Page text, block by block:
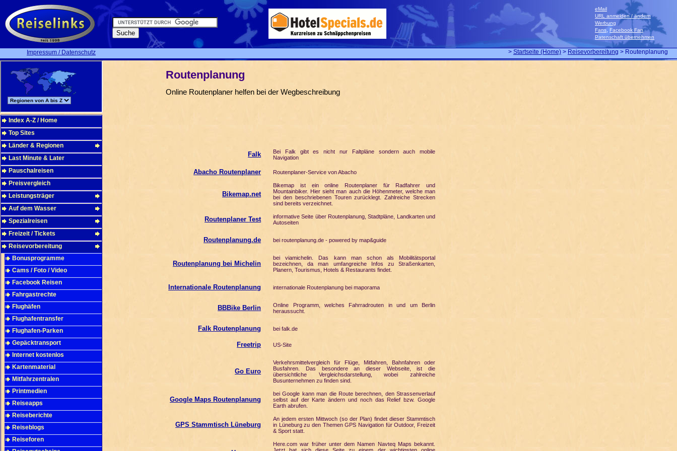
eMail
URL anmelden / ändern
Werbung
Fans, Facebook Fan
Patenschaft übernehmen
Impressum / Datenschutz > Startseite (Home) > Reisevorbereitung > Routenplanung
Index A-Z / Home
Top Sites
Länder & Regionen
Last Minute & Later
Pauschalreisen
Preisvergleich
Leistungsträger
Auf dem Wasser
Spezialreisen
Freizeit / Tickets
Reisevorbereitung
Bonusprogramme
Cams / Foto / Video
Facebook Reisen
Fahrgastrechte
Flughäfen
Flughafentransfer
Flughafen-Parken
Gepäcktransport
Internet kostenlos
Kartenmaterial
Mitfahrzentralen
Printmedien
Reiseapps
Reiseberichte
Reiseblogs
Reiseforen
Routenplanung
Online Routenplaner helfen bei der Wegbeschreibung
Falk
Bei Falk gibt es nicht nur Faltpläne sondern auch mobile
Navigation
Abacho Routenplaner Routenplaner-Service von Abacho
Bikemap.net
Bikemap ist ein online Routenplaner für Radfahrer und
Mountainbiker. Hier sieht man auch die Höhenmeter, welche man
bei den beschriebenen Touren zurücklegt. Zahlreiche Strecken
sind bereits verzeichnet.
Routenplaner Test
informative Seite über Routenplanung, Stadtpläne, Landkarten und
Autoseiten
Routenplanung.de bei routenplanung.de - powered by map&guide
Routenplanung bei Michelin
bei viamichelin. Das kann man schon als Mobilitätsportal
bezeichnen, da man umfangreiche Infos zu Straßenkarten,
Planern, Tourismus, Hotels & Restaurants findet.
Internationale Routenplanung internationale Routenplanung bei maporama
BBBike Berlin
Online Programm, welches Fahrradrouten in und um Berlin
heraussucht.
Falk Routenplanung bei falk.de
Freetrip US-Site
Go Euro
Verkehrsmittelvergleich für Flüge, Mitfahren, Bahnfahren oder
Busfahren. Das besondere an dieser Webseite, ist die
übersichtliche Vergleichsdarstellung, wobei zahlreiche
Busunternehmen zu finden sind.
Google Maps Routenplanung
bei Google kann man die Route berechnen, den Strassenverlauf
selbst auf der Karte ändern und noch das Relief bzw. Google
Earth abrufen.
GPS Stammtisch Lüneburg
An jedem ersten Mittwoch (so der Plan) findet dieser Stammtisch
in Lüneburg zu den Themen GPS Navigation für Outdoor, Freizeit
& Sport statt.
Here.com war früher unter dem Namen Navteq Maps bekannt.